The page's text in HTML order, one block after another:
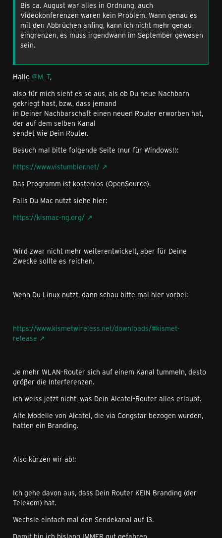
Bis ca. August war alles in Ordnung, auch
Videokonferenzen waren kein Problem. Wann genau es
mit den Abbrüchen anfing, kann ich nicht mehr genau
eingrenzen, es muss irgendwann im September gewesen
sein.
Hallo @M_T,
also für mich sieht es so aus, als ob Du neue Nachbarn
gekriegt hast, bzw., dass jemand
in Deiner Nachbarschaft einen neuen Router erworben hat,
der auf dem selben Kanal
sendet wie Dein Router.
Besuch mal bitte folgende Seite (nur für Windows!):
https://www.vistumbler.net/
Das Programm ist kostenlos (OpenSource).
Falls Du Mac nutzt siehe hier:
https://kismac-ng.org/
Wird zwar nicht mehr weiterentwickelt, aber für Deine
Zwecke sollte es reichen.
Wenn Du Linux nutzt, dann schau bitte mal hier vorbei:
https://www.kismetwireless.net/downloads/#kismet-
release
Je mehr WLAN-Router sich auf einem Kanal tummeln, desto
größer die Interferenzen.
Ich weiss jetzt nicht, was Dein Alcatel-Router alles erlaubt.
Alte Modelle von Alcatel, die via Congstar bezogen wurden,
hatten ein Branding.
Also kürzen wir ab!:
Ich gehe davon aus, dass Dein Router KEIN Branding (der
Telekom) hat.
Wechsle einfach mal den Sendekanal auf 13.